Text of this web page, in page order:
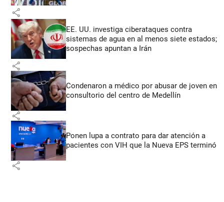
share
EE. UU. investiga ciberataques contra
sistemas de agua en al menos siete estados;
sospechas apuntan a Irán
share
Condenaron a médico por abusar de joven en
consultorio del centro de Medellín
share
Ponen lupa a contrato para dar atención a
pacientes con VIH que la Nueva EPS terminó
share